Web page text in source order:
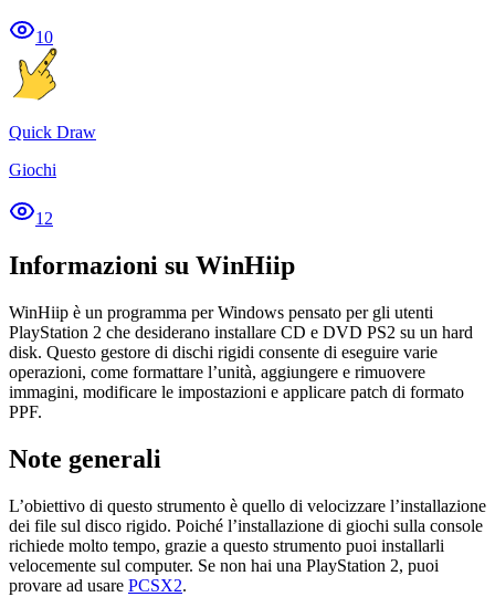
10
Quick Draw
Giochi
12
Informazioni su WinHiip
WinHiip è un programma per Windows pensato per gli utenti
PlayStation 2 che desiderano installare CD e DVD PS2 su un hard
disk. Questo gestore di dischi rigidi consente di eseguire varie
operazioni, come formattare l’unità, aggiungere e rimuovere
immagini, modificare le impostazioni e applicare patch di formato
PPF.
Note generali
L’obiettivo di questo strumento è quello di velocizzare l’installazione
dei file sul disco rigido. Poiché l’installazione di giochi sulla console
richiede molto tempo, grazie a questo strumento puoi installarli
velocemente sul computer. Se non hai una PlayStation 2, puoi
provare ad usare PCSX2.